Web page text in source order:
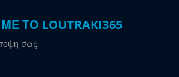
ΤΟ LOUTRAKI365
σας